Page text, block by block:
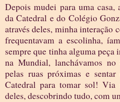
Depois mudei para uma
da Catedral e do Colégio
através deles, minha interação
frequentavam a escolinha,
sempre que tinha alguma
na Mundial, lanchávamos no
pelas ruas próximas e
Catedral para tomar sol! Via
deles, descobrindo tudo, com